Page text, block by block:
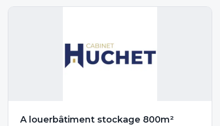
A louerbâtiment stockage 800m²